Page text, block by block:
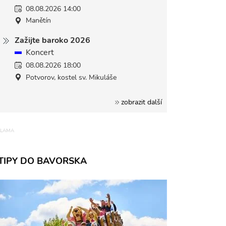
08.08.2026 14:00
Manětín
Zažijte baroko 2026
Koncert
08.08.2026 18:00
Potvorov, kostel sv. Mikuláše
zobrazit další
DO BAVORSKA